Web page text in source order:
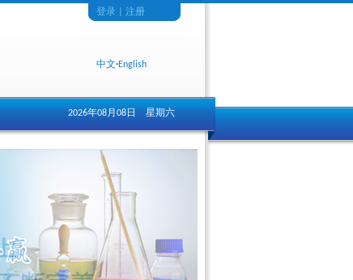
登录 注册
中文·English
2026年08月08日 星期六